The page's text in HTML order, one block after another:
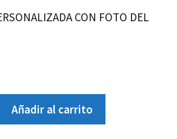
CON FOTO DEL
TAZA
Añadir al carrito